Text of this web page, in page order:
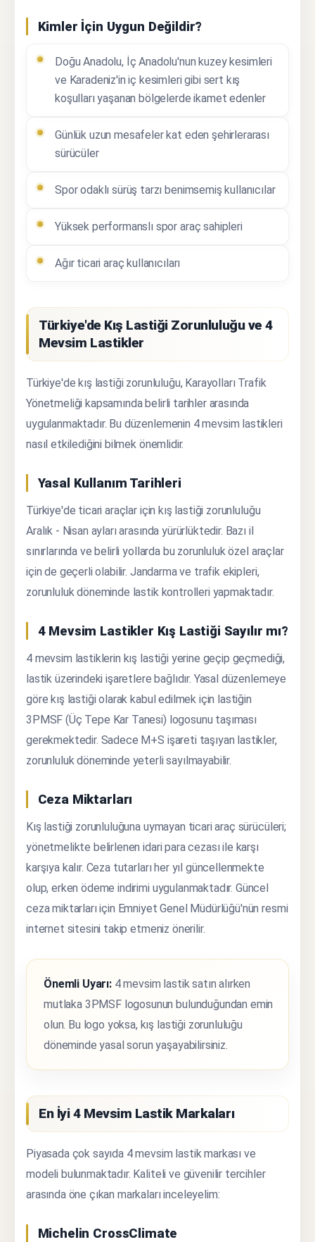
Kimler İçin Uygun Değildir?
Doğu Anadolu, İç Anadolu'nun kuzey kesimleri
ve Karadeniz'in iç kesimleri gibi sert kış
koşulları yaşanan bölgelerde ikamet edenler
Günlük uzun mesafeler kat eden şehirlerarası
sürücüler
Spor odaklı sürüş tarzı benimsemiş kullanıcılar
Yüksek performanslı spor araç sahipleri
Ağır ticari araç kullanıcıları
Türkiye'de Kış Lastiği Zorunluluğu ve 4
Mevsim Lastikler
Türkiye'de kış lastiği zorunluluğu, Karayolları Trafik
Yönetmeliği kapsamında belirli tarihler arasında
uygulanmaktadır. Bu düzenlemenin 4 mevsim lastikleri
nasıl etkilediğini bilmek önemlidir.
Yasal Kullanım Tarihleri
Türkiye'de ticari araçlar için kış lastiği zorunluluğu
Aralık - Nisan ayları arasında yürürlüktedir. Bazı il
sınırlarında ve belirli yollarda bu zorunluluk özel araçlar
için de geçerli olabilir. Jandarma ve trafik ekipleri,
zorunluluk döneminde lastik kontrolleri yapmaktadır.
4 Mevsim Lastikler Kış Lastiği Sayılır mı?
4 mevsim lastiklerin kış lastiği yerine geçip geçmediği,
lastik üzerindeki işaretlere bağlıdır. Yasal düzenlemeye
göre kış lastiği olarak kabul edilmek için lastiğin
3PMSF (Üç Tepe Kar Tanesi) logosunu taşıması
gerekmektedir. Sadece M+S işareti taşıyan lastikler,
zorunluluk döneminde yeterli sayılmayabilir.
Ceza Miktarları
Kış lastiği zorunluluğuna uymayan ticari araç sürücüleri;
yönetmelikte belirlenen idari para cezası ile karşı
karşıya kalır. Ceza tutarları her yıl güncellenmekte
olup, erken ödeme indirimi uygulanmaktadır. Güncel
ceza miktarları için Emniyet Genel Müdürlüğü'nün resmi
internet sitesini takip etmeniz önerilir.
Önemli Uyarı:4 mevsim lastik satın alırken
mutlaka 3PMSF logosunun bulunduğundan emin
olun. Bu logo yoksa, kış lastiği zorunluluğu
döneminde yasal sorun yaşayabilirsiniz.
En İyi 4 Mevsim Lastik Markaları
Piyasada çok sayıda 4 mevsim lastik markası ve
modeli bulunmaktadır. Kaliteli ve güvenilir tercihler
arasında öne çıkan markaları inceleyelim:
Michelin CrossClimate